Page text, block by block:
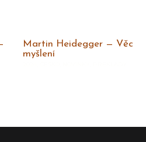
Martin Heidegger — Věc
myšlení